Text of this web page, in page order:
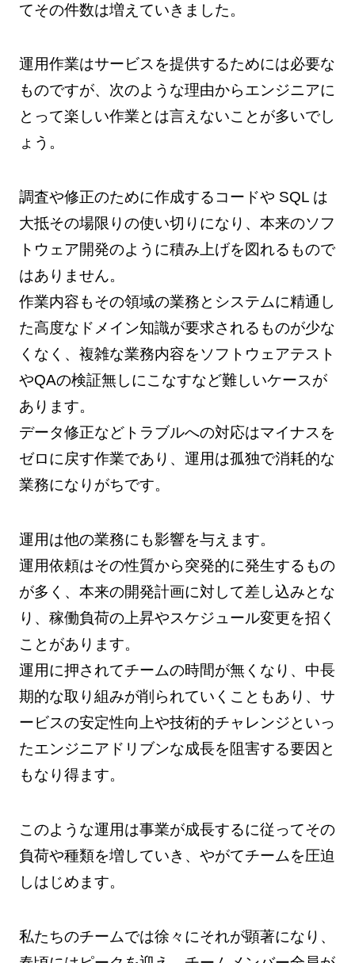
てその件数は増えていきました。
運用作業はサービスを提供するためには必要な
ものですが、次のような理由からエンジニアに
とって楽しい作業とは言えないことが多いでし
ょう。
調査や修正のために作成するコードや SQL は
大抵その場限りの使い切りになり、本来のソフ
トウェア開発のように積み上げを図れるもので
はありません。
作業内容もその領域の業務とシステムに精通し
た高度なドメイン知識が要求されるものが少な
くなく、複雑な業務内容をソフトウェアテスト
やQAの検証無しにこなすなど難しいケースが
あります。
データ修正などトラブルへの対応はマイナスを
ゼロに戻す作業であり、運用は孤独で消耗的な
業務になりがちです。
運用は他の業務にも影響を与えます。
運用依頼はその性質から突発的に発生するもの
が多く、本来の開発計画に対して差し込みとな
り、稼働負荷の上昇やスケジュール変更を招く
ことがあります。
運用に押されてチームの時間が無くなり、中長
期的な取り組みが削られていくこともあり、サ
ービスの安定性向上や技術的チャレンジといっ
たエンジニアドリブンな成長を阻害する要因と
もなり得ます。
このような運用は事業が成長するに従ってその
負荷や種類を増していき、やがてチームを圧迫
しはじめます。
私たちのチームでは徐々にそれが顕著になり、